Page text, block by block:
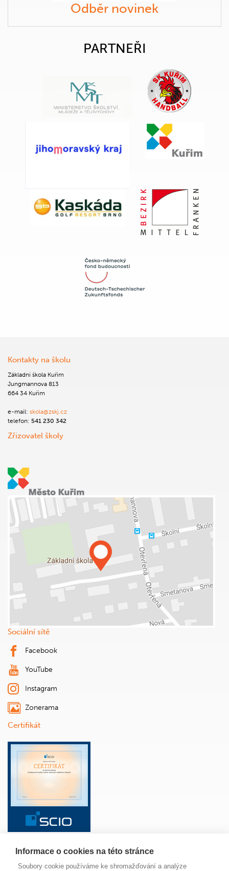
Odběr novinek
PARTNEŘI
Kontakty na školu
Základní škola Kuřim
Jungmannova 813
664 34 Kuřim
e-mail: skola@zskj.cz
telefon: 541 230 342
Zřizovatel školy
Sociální sítě
Facebook
YouTube
Instagram
Zonerama
Certifikát
ŠKOLA ANGLICKÝ JAZYK ŽÁCI
Informace o cookies na této stránce
Soubory cookie používáme ke shromažďování a analýze